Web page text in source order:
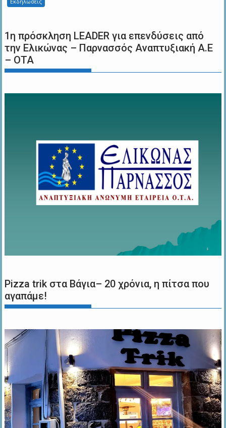
1η πρόσκληση LEADER για επενδύσεις από
την Ελικώνας – Παρνασσός Αναπτυξιακή Α.Ε
– ΟΤΑ
Pizza trik στα Βάγια– 20 χρόνια, η πίτσα που
αγαπάμε!